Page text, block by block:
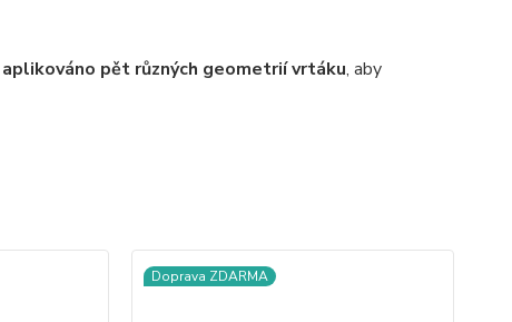
aplikováno pět různých geometrií vrtáku, aby
Doprava ZDARMA